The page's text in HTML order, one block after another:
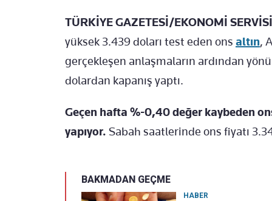
TÜRKİYE GAZETESİ/EKONOMİ
yüksek 3.439 doları test eden ons altın,
gerçekleşen anlaşmaların ardından
dolardan kapanış yaptı.
Geçen hafta %-0,40 değer kaybeden
yapıyor. Sabah saatlerinde ons fiyatı
BAKMADAN GEÇME
HABER